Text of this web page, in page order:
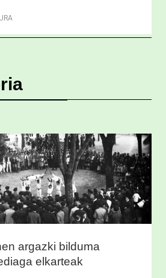
argazki bilduma
elkarteak